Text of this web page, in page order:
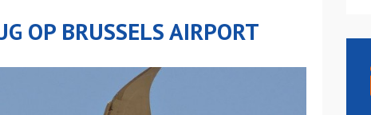
OP BRUSSELS AIRPORT